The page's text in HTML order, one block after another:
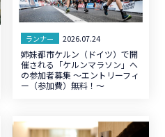
ランナー 2026.07.24
姉妹都市ケルン（ドイツ）で開
催される「ケルンマラソン」へ
の参加者募集 ～エントリーフィ
ー（参加費）無料！～